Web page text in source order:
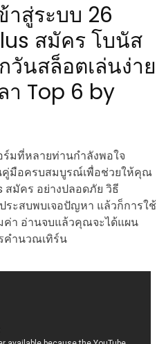
สู่ระบบ 26
สมัคร โบนัส
วันสล็อตเล่นง่าย
า Top 6 by
มที่หลายท่านกำลังพอใจ
คู่มือครบสมบูรณ์เพื่อช่วยให้คุณ
สมัคร อย่างปลอดภัย วิธี
ระสบพบเจอปัญหา แล้วก็การใช้
ค่า อ่านจบแล้วคุณจะได้แผน
คำนวณเทิร์น